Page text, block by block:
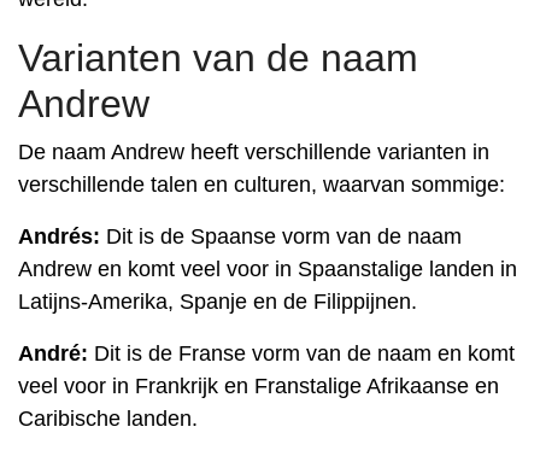
Varianten van de naam
Andrew
De naam Andrew heeft verschillende varianten in
verschillende talen en culturen, waarvan sommige:
Andrés: Dit is de Spaanse vorm van de naam
Andrew en komt veel voor in Spaanstalige landen in
Latijns-Amerika, Spanje en de Filippijnen.
André: Dit is de Franse vorm van de naam en komt
veel voor in Frankrijk en Franstalige Afrikaanse en
Caribische landen.